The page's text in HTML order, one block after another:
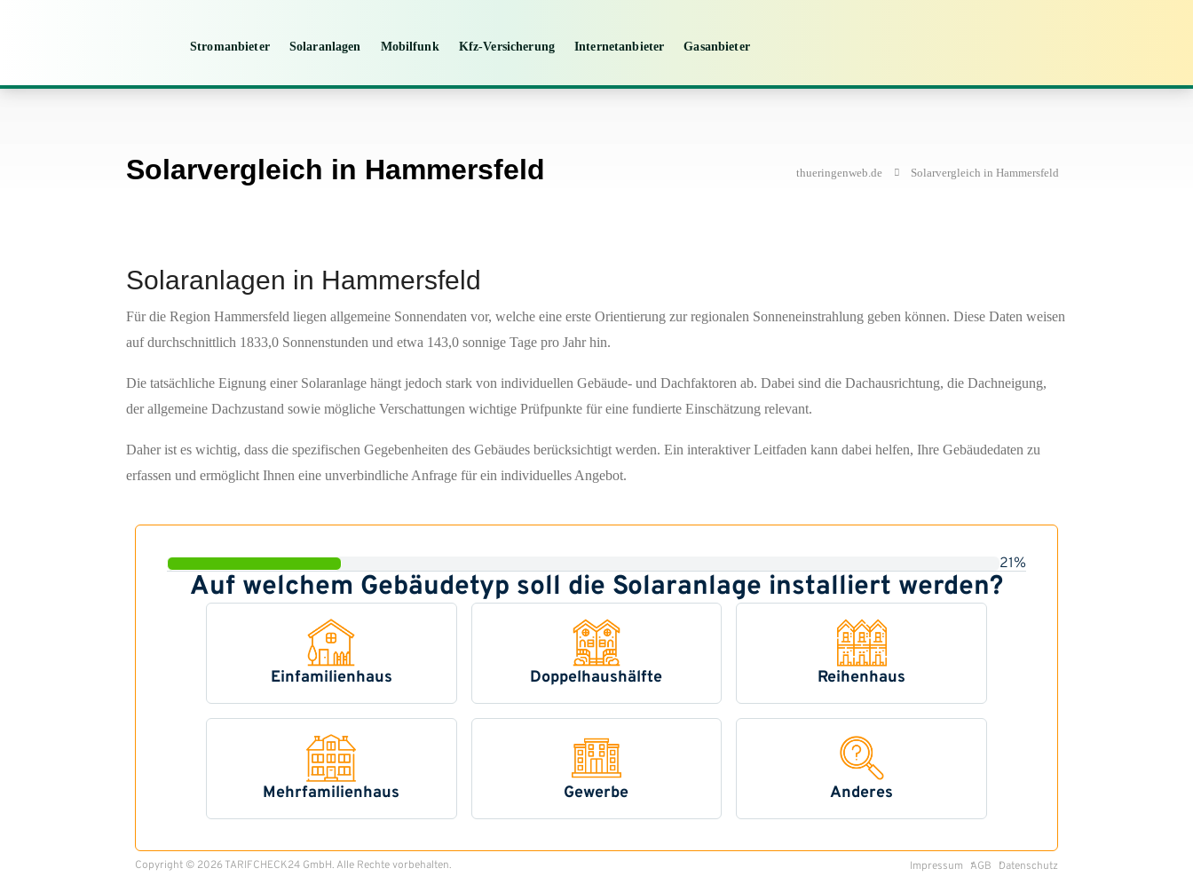
Stromanbieter Solaranlagen Mobilfunk Kfz-Versicherung Internetanbieter Gasanbieter
Solarvergleich in Hammersfeld thueringenweb.de Solarvergleich in Hammersfeld
Solaranlagen in Hammersfeld
Für die Region Hammersfeld liegen allgemeine Sonnendaten vor, welche eine erste Orientierung zur regionalen Sonneneinstrahlung geben können. Diese Daten weisen
auf durchschnittlich 1833,0 Sonnenstunden und etwa 143,0 sonnige Tage pro Jahr hin.
Die tatsächliche Eignung einer Solaranlage hängt jedoch stark von individuellen Gebäude- und Dachfaktoren ab. Dabei sind die Dachausrichtung, die Dachneigung,
der allgemeine Dachzustand sowie mögliche Verschattungen wichtige Prüfpunkte für eine fundierte Einschätzung relevant.
Daher ist es wichtig, dass die spezifischen Gegebenheiten des Gebäudes berücksichtigt werden. Ein interaktiver Leitfaden kann dabei helfen, Ihre Gebäudedaten zu
erfassen und ermöglicht Ihnen eine unverbindliche Anfrage für ein individuelles Angebot.